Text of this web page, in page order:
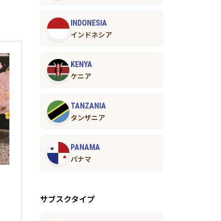
INDONESIA
インドネシア
KENYA
ケニア
TANZANIA
タンザニア
PANAMA
パナマ
サブスクタイプ